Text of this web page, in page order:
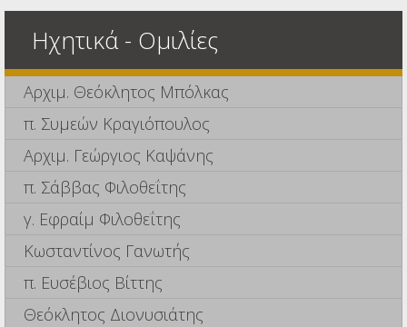
Ηχητικά - Ομιλίες
Αρχιμ. Θεόκλητος Μπόλκας
π. Συμεών Κραγιόπουλος
Αρχιμ. Γεώργιος Καψάνης
π. Σάββας Φιλοθεΐτης
γ. Εφραίμ Φιλοθεΐτης
Κωσταντίνος Γανωτής
π. Ευσέβιος Βίττης
Θεόκλητος Διονυσιάτης